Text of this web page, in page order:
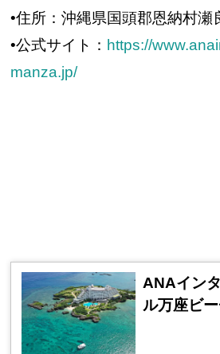
•住所：沖縄県国頭郡恩納村瀬
•公式サイト： https://
manza.jp/
ANAイン
ル万座ビ